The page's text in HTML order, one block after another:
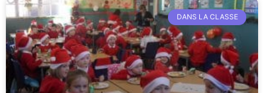
DANS LA CLASSE